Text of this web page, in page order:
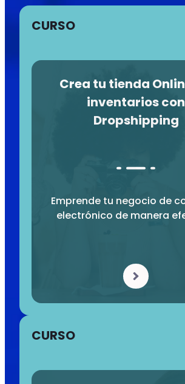
CURSO
Crea tu tienda
inventarios con
Dropshipping
Emprende tu negocio de
electrónico de manera
CURSO